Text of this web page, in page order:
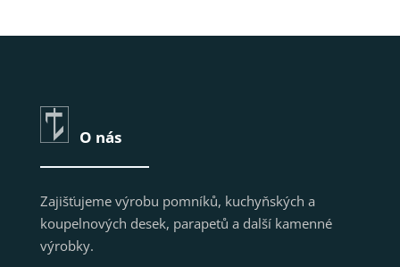
O nás
Zajišťujeme výrobu pomníků, kuchyňských a
koupelnových desek, parapetů a další kamenné
výrobky.